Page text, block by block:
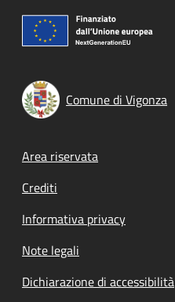
Comune di Vigonza
Footer menu
Area riservata
Crediti
Informativa privacy
Note legali
Dichiarazione di accessibilità